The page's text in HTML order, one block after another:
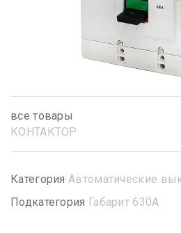
все товары
КОНТАКТОР
Категория Автоматические
Подкатегория Габарит 630А